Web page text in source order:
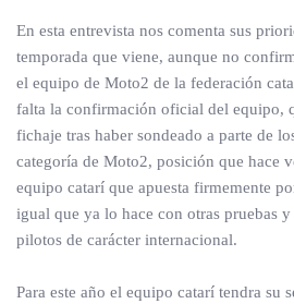
En esta entrevista nos comenta sus
temporada que viene, aunque no
el equipo de Moto2 de la federación
falta la confirmación oficial del equipo,
fichaje tras haber sondeado a parte de
categoría de Moto2, posición que hace
equipo catarí que apuesta firmemente
igual que ya lo hace con otras pruebas y
pilotos de carácter internacional.
Para este año el equipo catarí tendra su